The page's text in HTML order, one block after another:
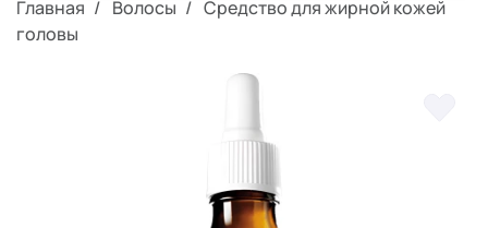
Главная Волосы
Средство для жирной кожей
головы